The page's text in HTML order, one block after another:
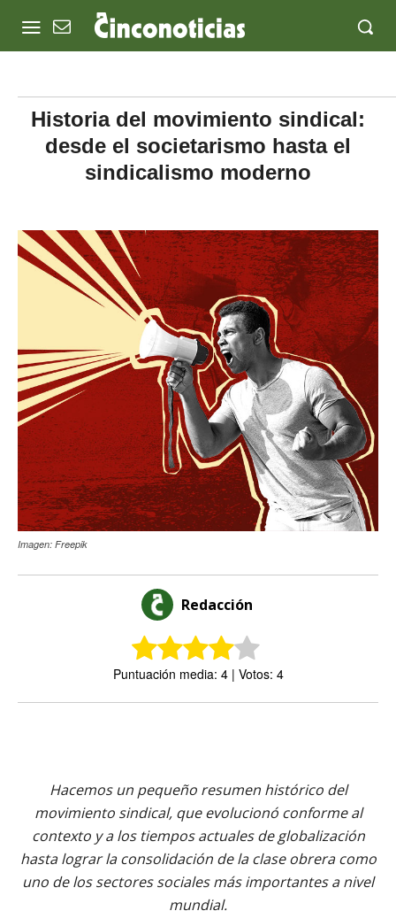
Historia del movimiento sindical:
desde el societarismo hasta el
sindicalismo moderno
Imagen: Freepik
Redacción
Puntuación media: 4 | Votos: 4
Hacemos un pequeño resumen histórico del
movimiento sindical, que evolucionó conforme al
contexto y a los tiempos actuales de globalización
hasta lograr la consolidación de la clase obrera como
uno de los sectores sociales más importantes a nivel
mundial.